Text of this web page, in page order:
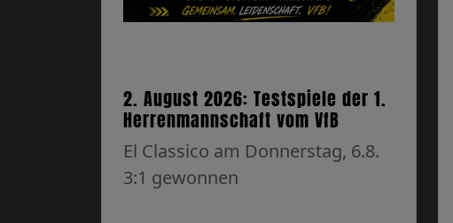
2. August 2026: Testspiele der 1.
Herrenmannschaft vom VfB
El Classico am Donnerstag, 6.8.
3:1 gewonnen